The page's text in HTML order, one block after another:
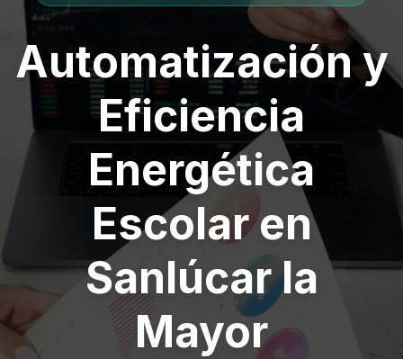
Automatización y
Eficiencia
Energética
Escolar en
Sanlúcar la
Mayor